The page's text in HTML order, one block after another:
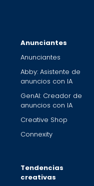
Anunciantes
Anunciantes
Abby: Asistente de
anuncios con IA
GenAI: Creador de
anuncios con IA
Creative Shop
Connexity
Tendencias
creativas